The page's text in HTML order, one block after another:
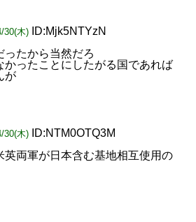
30(木)
ID:Mjk5NTYzN
ったから当然だろ
かったことにしたがる国であれば
が
30(木)
ID:NTM0OTQ3M
英両軍が日本含む基地相互使用の